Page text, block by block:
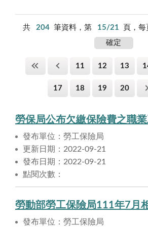
共 204 筆資料，第 15/21 頁，
11 12 13
17 18 19 20
發布單位：勞工保險局
更新日期：2022-09-21
發布日期：2022-09-21
點閱次數：
勞動部勞工保險局111年7月
發布單位：勞工保險局